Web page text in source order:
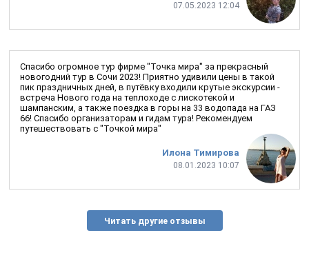
07.05.2023 12:04
Илона Тимирова
08.01.2023 10:07
Спасибо огромное тур фирме "Точка мира" за прекрасный
новогодний тур в Сочи 2023! Приятно удивили цены в такой
пик праздничных дней, в путёвку входили крутые экскурсии -
встреча Нового года на теплоходе с лискотекой и
шампанским, а также поездка в горы на 33 водопада на ГАЗ
66! Спасибо организаторам и гидам тура! Рекомендуем
путешествовать с "Точкой мира"
Читать другие отзывы